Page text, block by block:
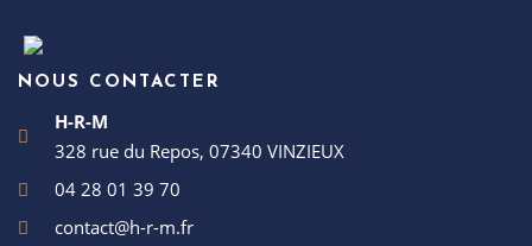
NOUS CONTACTER
H-R-M
328 rue du Repos, 07340 VINZIEUX
04 28 01 39 70
contact@h-r-m.fr